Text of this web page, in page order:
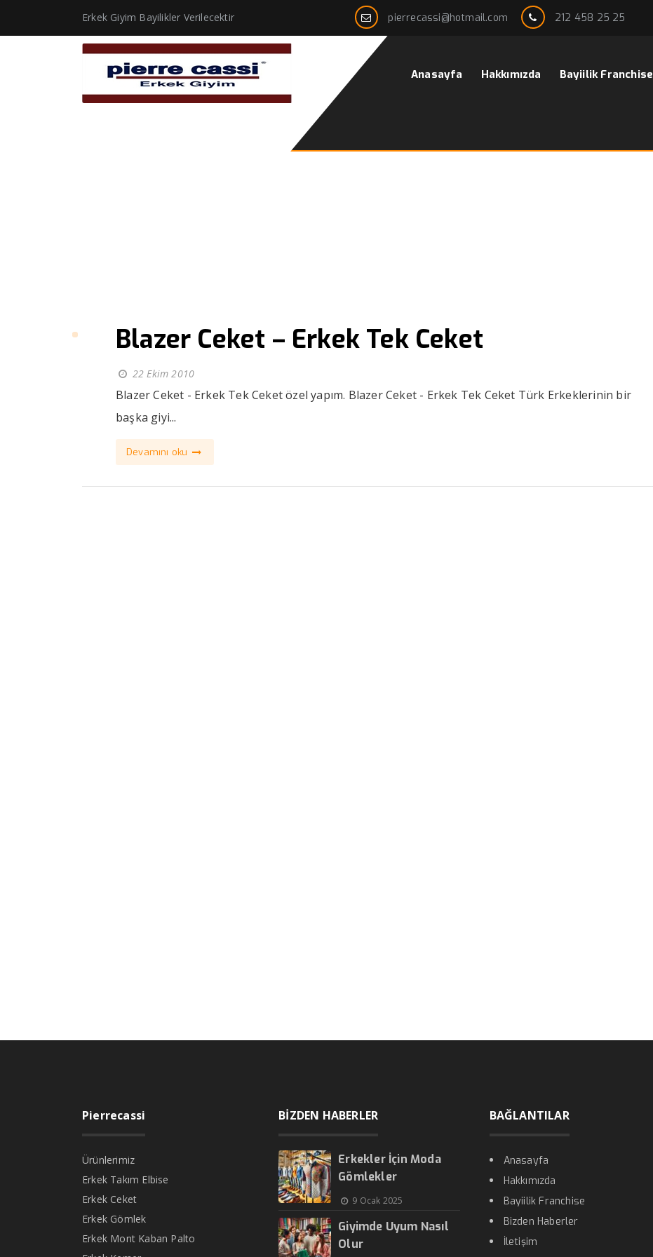
Erkek Giyim Bayilikler Verilecektir pierrecassi@hotmail.com 212 458 25 25
Anasayfa Hakkımızda Bayiilik Franchise
Blazer Ceket – Erkek Tek Ceket
22 Ekim 2010
Blazer Ceket - Erkek Tek Ceket özel yapım. Blazer Ceket - Erkek Tek Ceket Türk Erkeklerinin bir
başka giyi...
Devamını oku
Pierrecassi
Ürünlerimiz
Erkek Takım Elbise
Erkek Ceket
Erkek Gömlek
Erkek Mont Kaban Palto
BİZDEN HABERLER
Erkekler İçin Moda
Gömlekler
9 Ocak 2025
Giyimde Uyum Nasıl
Olur
BAĞLANTILAR
Anasayfa
Hakkımızda
Bayiilik Franchise
Bizden Haberler
İletişim